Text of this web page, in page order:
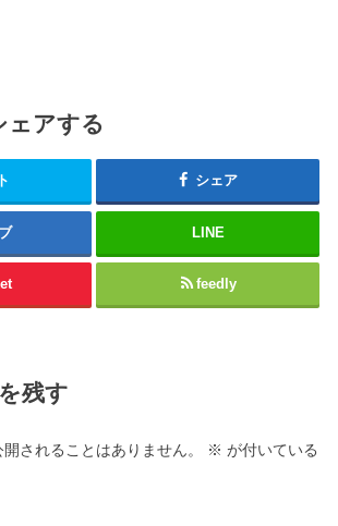
ェアする
シェア
LINE
feedly
残す
されることはありません。 ※ が付いている